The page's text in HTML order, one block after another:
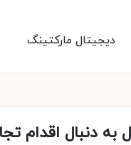
دیجیتال مارکتینگ
اقدام